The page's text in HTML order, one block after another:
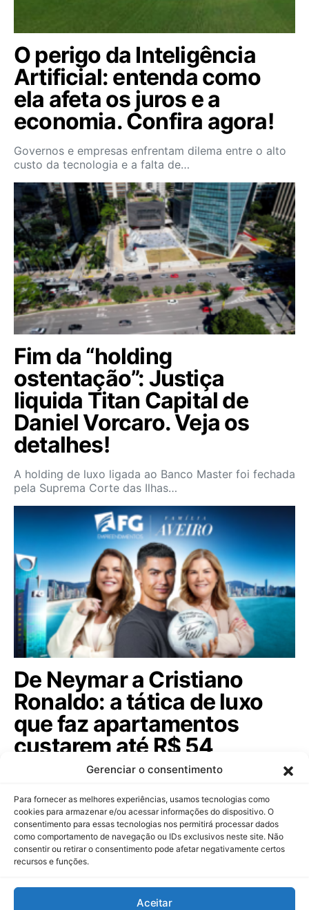
Gerenciar o consentimento
Para fornecer as melhores experiências, usamos tecnologias como
cookies para armazenar e/ou acessar informações do dispositivo. O
consentimento para essas tecnologias nos permitirá processar dados
como comportamento de navegação ou IDs exclusivos neste site. Não
consentir ou retirar o consentimento pode afetar negativamente certos
recursos e funções.
Aceitar
O perigo da Inteligência
Artificial: entenda como
ela afeta os juros e a
economia. Confira agora!
Governos e empresas enfrentam dilema entre o alto
custo da tecnologia e a falta de…
Fim da “holding
ostentação”: Justiça
liquida Titan Capital de
Daniel Vorcaro. Veja os
detalhes!
A holding de luxo ligada ao Banco Master foi fechada
pela Suprema Corte das Ilhas…
De Neymar a Cristiano
Ronaldo: a tática de luxo
que faz apartamentos
custarem até R$ 54
milhões
Celebridades globais e ídolos sertanejos agora são
sócios de construtoras para atrair…
Dinheiropédia